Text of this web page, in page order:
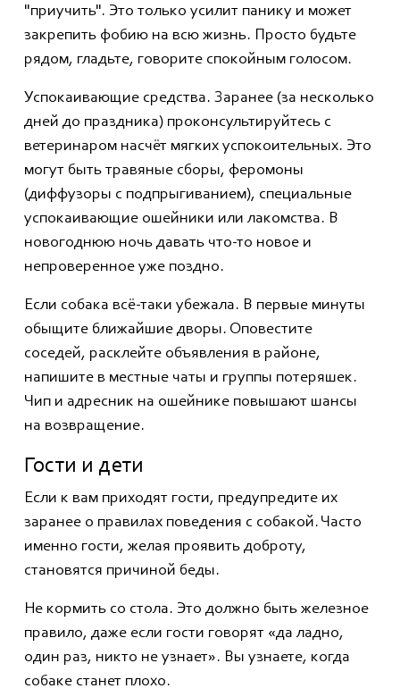
"приучить". Это только усилит панику и может
закрепить фобию на всю жизнь. Просто будьте
рядом, гладьте, говорите спокойным голосом.
Успокаивающие средства. Заранее (за несколько
дней до праздника) проконсультируйтесь с
ветеринаром насчёт мягких успокоительных. Это
могут быть травяные сборы, феромоны
(диффузоры с подпрыгиванием), специальные
успокаивающие ошейники или лакомства. В
новогоднюю ночь давать что-то новое и
непроверенное уже поздно.
Если собака всё-таки убежала. В первые минуты
обыщите ближайшие дворы. Оповестите
соседей, расклейте объявления в районе,
напишите в местные чаты и группы потеряшек.
Чип и адресник на ошейнике повышают шансы
на возвращение.
Гости и дети
Если к вам приходят гости, предупредите их
заранее о правилах поведения с собакой. Часто
именно гости, желая проявить доброту,
становятся причиной беды.
Не кормить со стола. Это должно быть железное
правило, даже если гости говорят «да ладно,
один раз, никто не узнает». Вы узнаете, когда
собаке станет плохо.